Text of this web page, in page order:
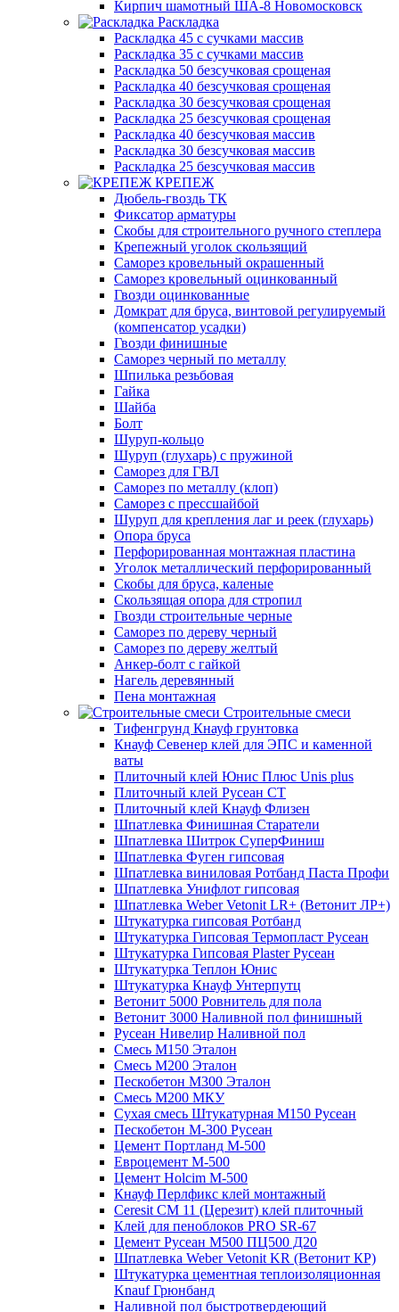
Кирпич шамотный ША-8 Новомосковск
Раскладка
Раскладка 45 с сучками массив
Раскладка 35 с сучками массив
Раскладка 50 безсучковая срощеная
Раскладка 40 безсучковая срощеная
Раскладка 30 безсучковая срощеная
Раскладка 25 безсучковая срощеная
Раскладка 40 безсучковая массив
Раскладка 30 безсучковая массив
Раскладка 25 безсучковая массив
КРЕПЕЖ
Дюбель-гвоздь ТК
Фиксатор арматуры
Скобы для строительного ручного степлера
Крепежный уголок скользящий
Саморез кровельный окрашенный
Саморез кровельный оцинкованный
Гвозди оцинкованные
Домкрат для бруса, винтовой регулируемый
(компенсатор усадки)
Гвозди финишные
Саморез черный по металлу
Шпилька резьбовая
Гайка
Шайба
Болт
Шуруп-кольцо
Шуруп (глухарь) с пружиной
Саморез для ГВЛ
Саморез по металлу (клоп)
Саморез с прессшайбой
Шуруп для крепления лаг и реек (глухарь)
Опора бруса
Перфорированная монтажная пластина
Уголок металлический перфорированный
Скобы для бруса, каленые
Скользящая опора для стропил
Гвозди строительные черные
Саморез по дереву черный
Саморез по дереву желтый
Анкер-болт с гайкой
Нагель деревянный
Пена монтажная
Строительные смеси
Тифенгрунд Кнауф грунтовка
Кнауф Севенер клей для ЭПС и каменной
ваты
Плиточный клей Юнис Плюс Unis plus
Плиточный клей Русеан СТ
Плиточный клей Кнауф Флизен
Шпатлевка Финишная Старатели
Шпатлевка Шитрок СуперФиниш
Шпатлевка Фуген гипсовая
Шпатлевка виниловая Ротбанд Паста Профи
Шпатлевка Унифлот гипсовая
Шпатлевка Weber Vetonit LR+ (Ветонит ЛР+)
Штукатурка гипсовая Ротбанд
Штукатурка Гипсовая Термопласт Русеан
Штукатурка Гипсовая Plaster Русеан
Штукатурка Теплон Юнис
Штукатурка Кнауф Унтерпутц
Ветонит 5000 Ровнитель для пола
Ветонит 3000 Наливной пол финишный
Русеан Нивелир Наливной пол
Смесь М150 Эталон
Смесь М200 Эталон
Пескобетон М300 Эталон
Смесь М200 МКУ
Сухая смесь Штукатурная М150 Русеан
Пескобетон М-300 Русеан
Цемент Портланд М-500
Евроцемент М-500
Цемент Holcim М-500
Кнауф Перлфикс клей монтажный
Сeresit СМ 11 (Церезит) клей плиточный
Клей для пеноблоков PRO SR-67
Цемент Русеан М500 ПЦ500 Д20
Шпатлевка Weber Vetonit KR (Ветонит КР)
Штукатурка цементная теплоизоляционная
Knauf Грюнбанд
Наливной пол быстротвердеющий